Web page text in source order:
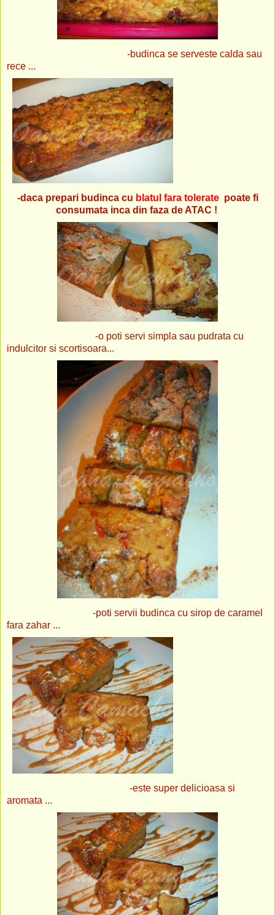
-budinca se serveste calda sau
rece ...
-daca prepari budinca cu blatul fara tolerate poate fi
consumata inca din faza de ATAC !
-o poti servi simpla sau pudrata cu
indulcitor si scortisoara...
-poti servii budinca cu sirop de caramel
fara zahar ...
-este super delicioasa si
aromata ...